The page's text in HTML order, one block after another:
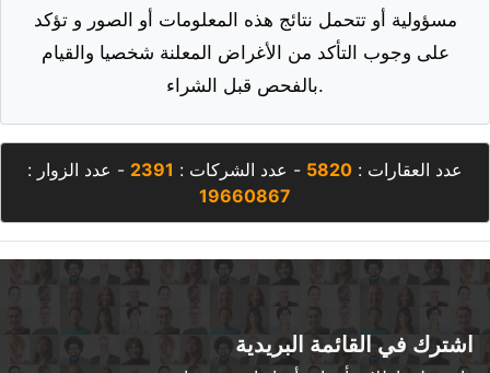
مسؤولية أو تتحمل نتائج هذه المعلومات أو الصور و تؤكد
على وجوب التأكد من الأغراض المعلنة شخصيا والقيام
بالفحص قبل الشراء.
عدد العقارات : 5820 - عدد الشركات : 2391 - عدد الزوار :
19660867
اشترك في القائمة البريدية